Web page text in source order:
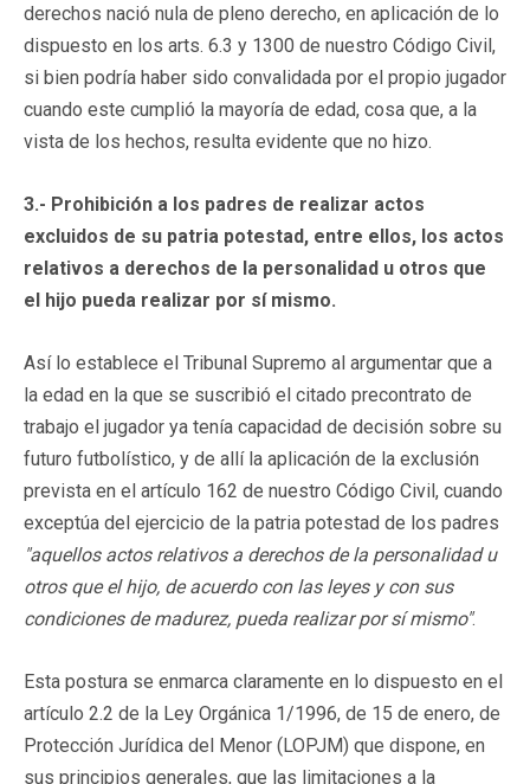
derechos nació nula de pleno derecho, en aplicación de lo
dispuesto en los arts. 6.3 y 1300 de nuestro Código Civil,
si bien podría haber sido convalidada por el propio jugador
cuando este cumplió la mayoría de edad, cosa que, a la
vista de los hechos, resulta evidente que no hizo.
3.- Prohibición a los padres de realizar actos
excluidos de su patria potestad, entre ellos, los actos
relativos a derechos de la personalidad u otros que
el hijo pueda realizar por sí mismo.
Así lo establece el Tribunal Supremo al argumentar que a
la edad en la que se suscribió el citado precontrato de
trabajo el jugador ya tenía capacidad de decisión sobre su
futuro futbolístico, y de allí la aplicación de la exclusión
prevista en el artículo 162 de nuestro Código Civil, cuando
exceptúa del ejercicio de la patria potestad de los padres
"aquellos actos relativos a derechos de la personalidad u
otros que el hijo, de acuerdo con las leyes y con sus
condiciones de madurez, pueda realizar por sí mismo".
Esta postura se enmarca claramente en lo dispuesto en el
artículo 2.2 de la Ley Orgánica 1/1996, de 15 de enero, de
Protección Jurídica del Menor (LOPJM) que dispone, en
sus principios generales, que las limitaciones a la